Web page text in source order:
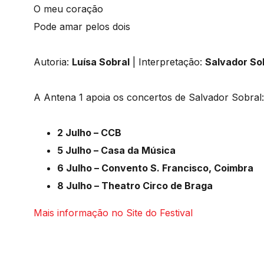
O meu coração
Pode amar pelos dois
Autoria: Luísa Sobral | Interpretação: Salvador
A Antena 1 apoia os concertos de Salvador Sobral:
2 Julho – CCB
5 Julho – Casa da Música
6 Julho – Convento S. Francisco, Coimbra
8 Julho – Theatro Circo de Braga
Mais informação no Site do Festival